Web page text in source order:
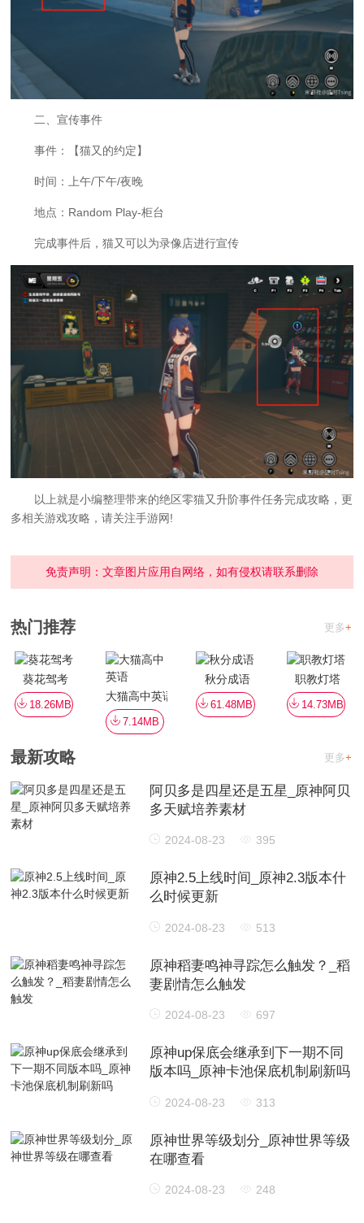
二、宣传事件
事件：【猫又的约定】
时间：上午/下午/夜晚
地点：Random Play-柜台
完成事件后，猫又可以为录像店进行宣传
以上就是小编整理带来的绝区零猫又升阶事件任务完成攻略，更
多相关游戏攻略，请关注手游网!
免责声明：文章图片应用自网络，如有侵权请联系删除
热门推荐 更多+
葵花驾考
18.26MB
大猫高中英语
7.14MB
秋分成语
61.48MB
职教灯塔
14.73MB
最新攻略 更多+
阿贝多是四星还是五星_原神阿贝
多天赋培养素材
2024-08-23 395
原神2.5上线时间_原神2.3版本什
么时候更新
2024-08-23 513
原神稻妻鸣神寻踪怎么触发？_稻
妻剧情怎么触发
2024-08-23 697
原神up保底会继承到下一期不同
版本吗_原神卡池保底机制刷新吗
2024-08-23 313
原神世界等级划分_原神世界等级
在哪查看
2024-08-23 248